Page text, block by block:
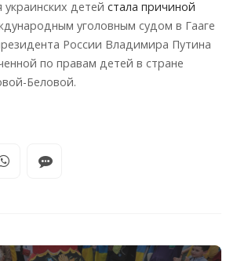
детей стала причиной
уголовным судом в Гааге
России Владимира Путина
по правам детей в стране
Беловой.